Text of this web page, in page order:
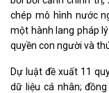
chép mô hình nước
một hành lang pháp
quyền con người và
Dự luật đề xuất 11
dữ liệu cá nhân;